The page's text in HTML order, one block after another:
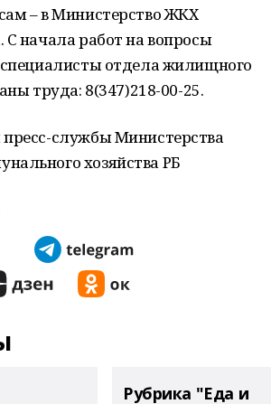
– в Министерство ЖКХ
начала работ на вопросы
специалисты отдела жилищного
труда: 8(347)218-00-25.
службы Министерства
хозяйства РБ
Рубрика "Еда и